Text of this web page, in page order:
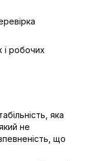
і робочих
яка
не
що